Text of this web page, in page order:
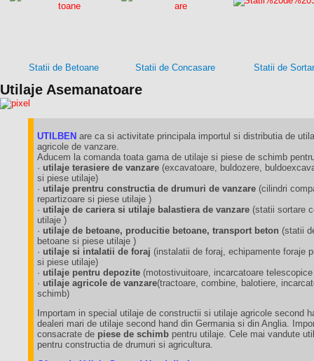
Statii de Betoane Statii de Concasare Statii de
Utilaje Asemanatoare
UTILBEN are ca si activitate principala importul si distributia de
agricole de vanzare.
Aducem la comanda toata gama de utilaje si piese de schimb
· utilaje terasiere de vanzare (excavatoare, buldozere,
si piese utilaje)
· utilaje prentru constructia de drumuri de vanzare (cilindri
repartizoare si piese utilaje )
· utilaje de cariera si utilaje balastiera de vanzare (statii sortare
utilaje )
· utilaje de betoane, producitie betoane, transport beton (statii
betoane si piese utilaje )
· utilaje si intalatii de foraj (instalatii de foraj, echipamente foraje
si piese utilaje)
· utilaje pentru depozite (motostivuitoare, incarcatoare
· utilaje agricole de vanzare(tractoare, combine, balotiere,
schimb)
Importam in special utilaje de constructii si utilaje agricole second
dealeri mari de utilaje second hand din Germania si din Anglia.
consacrate de piese de schimb pentru utilaje. Cele mai vandute
pentru constructia de drumuri si agricultura.